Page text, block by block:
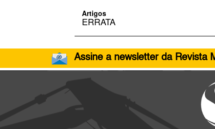
Artigos
ERRATA
Assine a newsletter da Revista